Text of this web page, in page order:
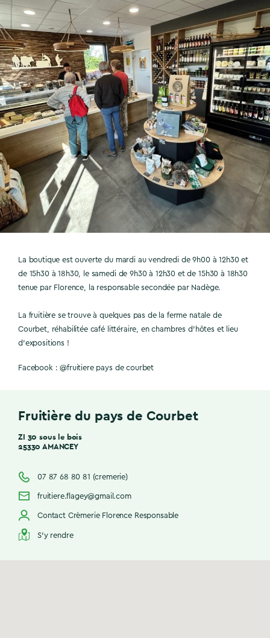
La boutique est ouverte du mardi au vendredi de 9h00 à 12h30 et
de 15h30 à 18h30, le samedi de 9h30 à 12h30 et de 15h30 à 18h30
tenue par Florence, la responsable secondée par Nadège.
La fruitière se trouve à quelques pas de la ferme natale de
Courbet, réhabilitée café littéraire, en chambres d’hôtes et lieu
d’expositions !
Facebook : @fruitiere pays de courbet
Fruitière du pays de Courbet
ZI 30 sous le bois
25330 AMANCEY
07 87 68 80 81 (cremerie)
fruitiere.flagey@gmail.com
Contact Crèmerie Florence Responsable
S'y rendre